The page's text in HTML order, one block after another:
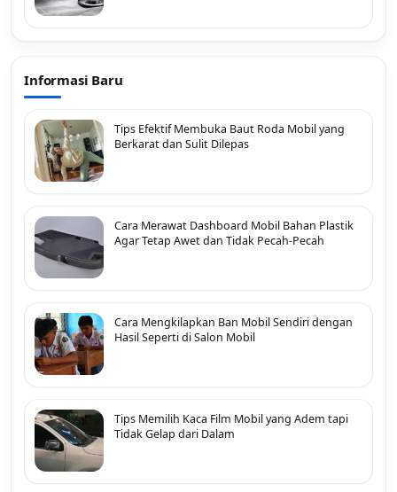
Informasi Baru
Tips Efektif Membuka Baut Roda Mobil yang
Berkarat dan Sulit Dilepas
Cara Merawat Dashboard Mobil Bahan Plastik
Agar Tetap Awet dan Tidak Pecah-Pecah
Cara Mengkilapkan Ban Mobil Sendiri dengan
Hasil Seperti di Salon Mobil
Tips Memilih Kaca Film Mobil yang Adem tapi
Tidak Gelap dari Dalam